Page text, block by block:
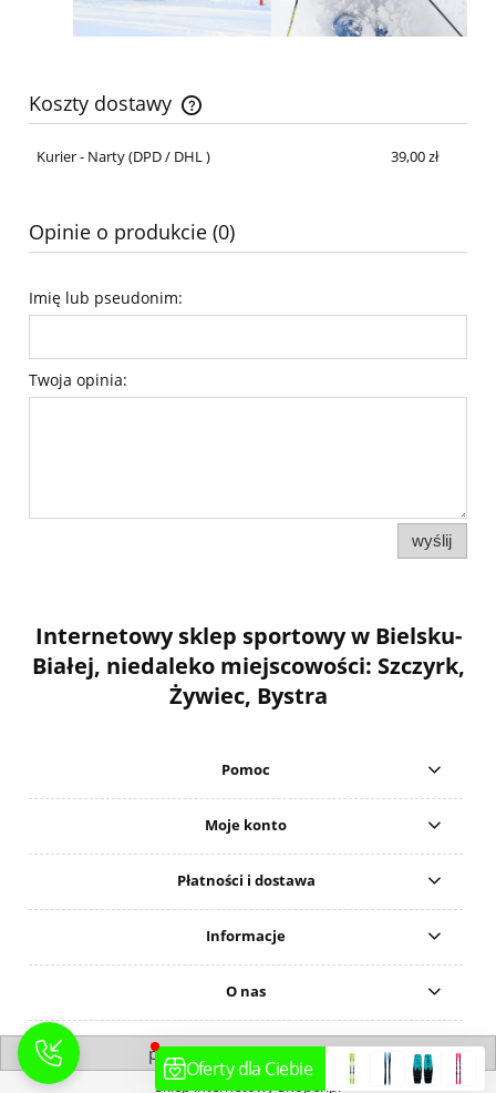
Koszty dostawy
Cena nie zawiera ewentualnych kosztów płatności
Kurier - Narty(DPD / DHL ) 39,00 zł
Opinie o produkcie (0)
Imię lub pseudonim:
Twoja opinia:
wyślij
Internetowy sklep sportowy w Bielsku-
Białej, niedaleko miejscowości: Szczyrk,
Żywiec, Bystra
Pomoc
Moje konto
Płatności i dostawa
Informacje
O nas
pokaż pełną wersję strony
Sklep internetowy Shoper.pl